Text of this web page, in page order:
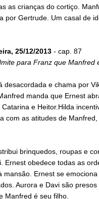
as crianças do cortiço.
por Gertrude. Um casal de
25/12/2013- cap. 87
para Franz que Manfred
desacordada e chama por
manda que Ernest
e Heitor.Hilda
com as atitudes de
brinquedos, roupas e
Ernest obedece todas as
mansão. Ernest se
Aurora e Davi são
Manfred é seu filho.